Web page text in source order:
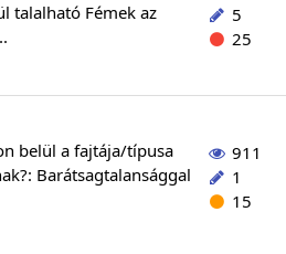
talalható Fémek az
5
25
belül a fajtája/típusa
Barátsagtalansággal
911
1
15